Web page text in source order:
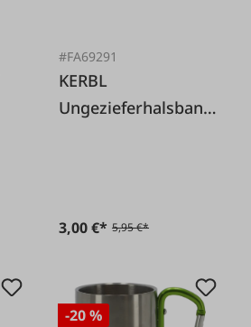
#FA69291
KERBL
Ungezieferhalsband
3,00 €* 5,95 €*
-20 %